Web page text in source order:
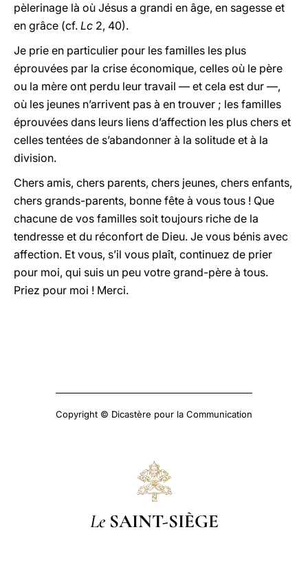
pèlerinage là où Jésus a grandi en âge, en sagesse et
en grâce (cf. Lc 2, 40).
Je prie en particulier pour les familles les plus
éprouvées par la crise économique, celles où le père
ou la mère ont perdu leur travail — et cela est dur —,
où les jeunes n’arrivent pas à en trouver ; les familles
éprouvées dans leurs liens d’affection les plus chers et
celles tentées de s’abandonner à la solitude et à la
division.
Chers amis, chers parents, chers jeunes, chers enfants,
chers grands-parents, bonne fête à vous tous ! Que
chacune de vos familles soit toujours riche de la
tendresse et du réconfort de Dieu. Je vous bénis avec
affection. Et vous, s’il vous plaît, continuez de prier
pour moi, qui suis un peu votre grand-père à tous.
Priez pour moi ! Merci.
Copyright © Dicastère pour la Communication
Le SAINT-SIÈGE